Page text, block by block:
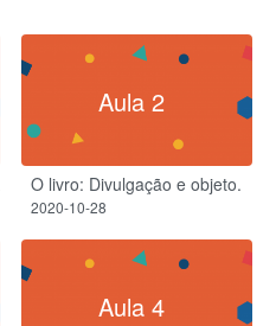
Aula 2
O livro: Divulgação e objeto.
2020-10-28
Aula 4